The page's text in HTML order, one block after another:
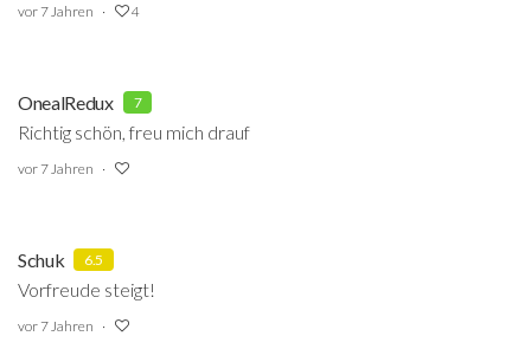
vor 7 Jahren 4
OnealRedux 7
Richtig schön, freu mich drauf
vor 7 Jahren
Schuk 6.5
Vorfreude steigt!
vor 7 Jahren